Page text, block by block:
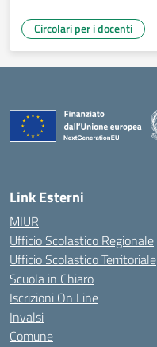
Circolari per i docenti
Link Esterni
MIUR
Ufficio Scolastico Regionale
Ufficio Scolastico Territoriale
Scuola in Chiaro
Iscrizioni On Line
Invalsi
Comune